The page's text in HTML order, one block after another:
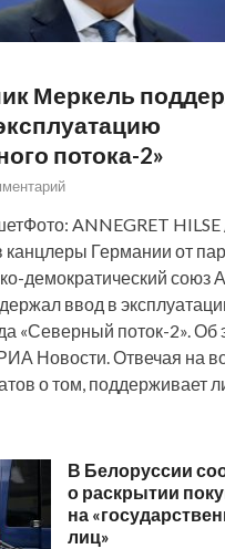
Меркель
потока-2»
ANNEGRET HILSE
канцлеры Германии от
демократический союз
ввод в
«Северный поток-2». Об
Новости. Отвечая на
о том, поддерживает
В Белоруссии
о раскрытии
на
лиц»